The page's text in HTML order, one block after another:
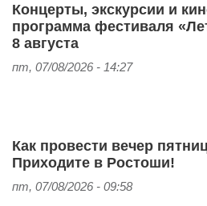
Концерты, экскурсии и
программа фестиваля
8 августа
пт, 07/08/2026 - 14:27
Как провести вечер
Приходите в Ростоши!
пт, 07/08/2026 - 09:58